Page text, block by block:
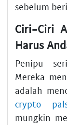
sebelum
Ciri-Ciri
Harus
Penipu
Mereka
adalah
crypto
mungkin